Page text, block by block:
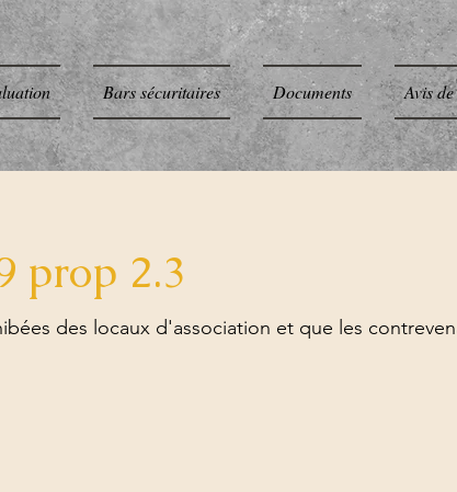
Bars sécuritaires Documents Avis
prop 2.3
des locaux d'association et que les